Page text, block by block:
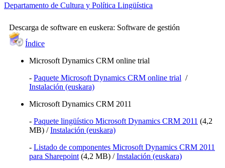
Departamento de Cultura y Política Lingüística
Descarga de software en euskera: Software de gestión
Índice
Microsoft Dynamics CRM online trial
- Paquete Microsoft Dynamics CRM online trial /
Instalación (euskara)
Microsoft Dynamics CRM 2011
- Paquete lingüístico Microsoft Dynamics CRM 2011 (4,2
MB) /Instalación (euskara)
- Listado de componentes Microsoft Dynamics CRM 2011
para Sharepoint (4,2 MB) /Instalación (euskara)